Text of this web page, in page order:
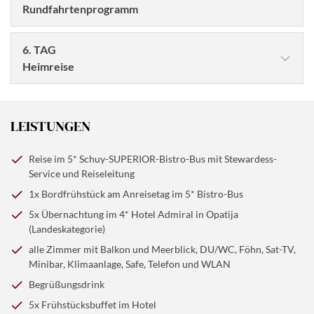
Rundfahrtenprogramm
© xbrchx - stock.adobe.com
Jeder Morgen beginnt mit einem ausgiebigen Frühstück
vom Buffet. Wir haben ein schönes Ausflugs- und
Rundfahrtenprogramm für Sie zusammengestellt. Bei
unserer ganztägigen Istrien-Rundfahrt ist u.a. der
6. TAG
Heimreise
uns die Heimreise bevor. Mit dem gewohnt guten
einer schönen Reiseroute, erreichen wir am Abend
wieder die Heimat.
LEISTUNGEN
Reise im 5* Schuy-SUPERIOR-Bistro-Bus mit Stewardess-
Service und Reiseleitung
1x Bordfrühstück am Anreisetag im 5* Bistro-Bus
5x Übernachtung im 4* Hotel Admiral in Opatija
(Landeskategorie)
alle Zimmer mit Balkon und Meerblick, DU/WC, Föhn, Sat-TV,
Minibar, Klimaanlage, Safe, Telefon und WLAN
Begrüßungsdrink
5x Frühstücksbuffet im Hotel